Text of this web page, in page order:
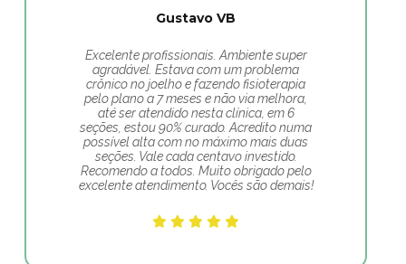
Gustavo VB
Excelente profissionais. Ambiente super
agradável. Estava com um problema
crônico no joelho e fazendo fisioterapia
pelo plano a 7 meses e não via melhora,
até ser atendido nesta clínica, em 6
seções, estou 90% curado. Acredito numa
possível alta com no máximo mais duas
seções. Vale cada centavo investido.
Recomendo a todos. Muito obrigado pelo
excelente atendimento. Vocês são demais!